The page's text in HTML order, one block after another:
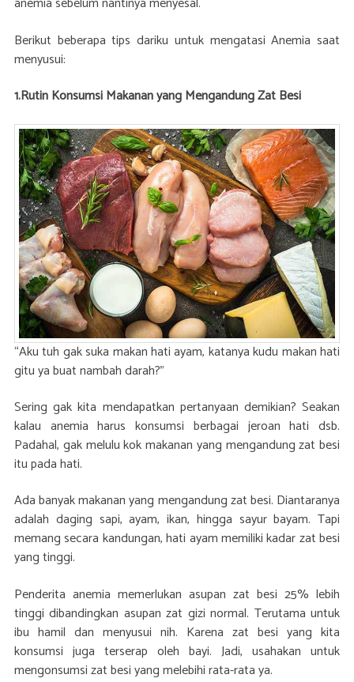
Berikut beberapa tips dariku untuk mengatasi Anemia saat
menyusui:
1.Rutin Konsumsi Makanan yang Mengandung Zat Besi
“Aku tuh gak suka makan hati ayam, katanya kudu makan hati
gitu ya buat nambah darah?”
Sering gak kita mendapatkan pertanyaan demikian? Seakan
kalau anemia harus konsumsi berbagai jeroan hati dsb.
Padahal, gak melulu kok makanan yang mengandung zat besi
itu pada hati.
Ada banyak makanan yang mengandung zat besi. Diantaranya
adalah daging sapi, ayam, ikan, hingga sayur bayam. Tapi
memang secara kandungan, hati ayam memiliki kadar zat besi
yang tinggi.
Penderita anemia memerlukan asupan zat besi 25% lebih
tinggi dibandingkan asupan zat gizi normal. Terutama untuk
ibu hamil dan menyusui nih. Karena zat besi yang kita
konsumsi juga terserap oleh bayi. Jadi, usahakan untuk
mengonsumsi zat besi yang melebihi rata-rata ya.